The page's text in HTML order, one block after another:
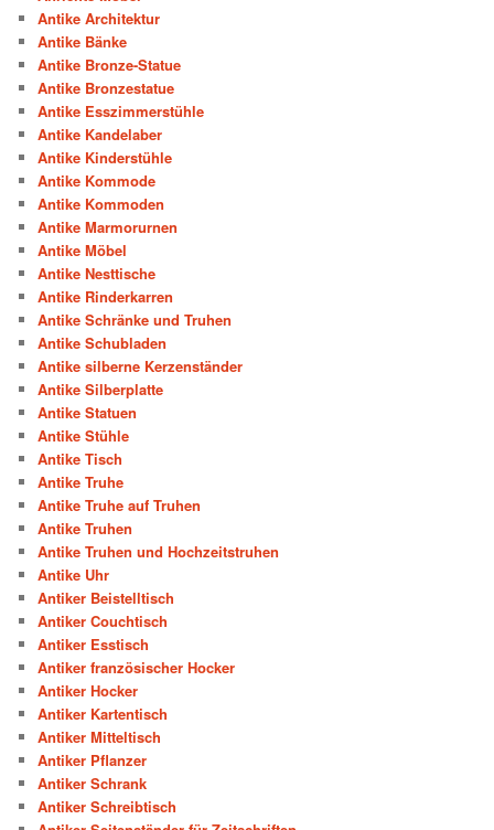
Antike Architektur
Antike Bänke
Antike Bronze-Statue
Antike Bronzestatue
Antike Esszimmerstühle
Antike Kandelaber
Antike Kinderstühle
Antike Kommode
Antike Kommoden
Antike Marmorurnen
Antike Möbel
Antike Nesttische
Antike Rinderkarren
Antike Schränke und Truhen
Antike Schubladen
Antike silberne Kerzenständer
Antike Silberplatte
Antike Statuen
Antike Stühle
Antike Tisch
Antike Truhe
Antike Truhe auf Truhen
Antike Truhen
Antike Truhen und Hochzeitstruhen
Antike Uhr
Antiker Beistelltisch
Antiker Couchtisch
Antiker Esstisch
Antiker französischer Hocker
Antiker Hocker
Antiker Kartentisch
Antiker Mitteltisch
Antiker Pflanzer
Antiker Schrank
Antiker Schreibtisch